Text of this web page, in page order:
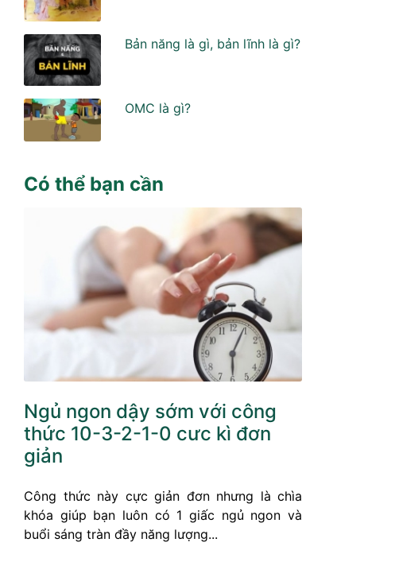
Bản năng là gì, bản lĩnh là gì?
OMC là gì?
Có thể bạn cần
Ngủ ngon dậy sớm với công
thức 10-3-2-1-0 cưc kì đơn
giản
Công thức này cực giản đơn nhưng là chìa
khóa giúp bạn luôn có 1 giấc ngủ ngon và
buổi sáng tràn đầy năng lượng...